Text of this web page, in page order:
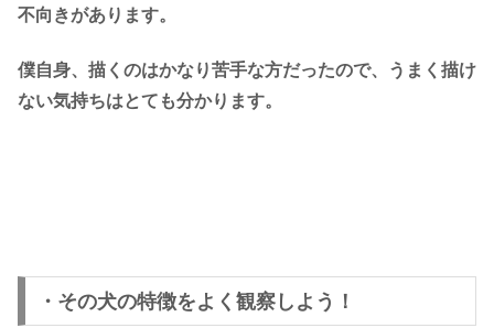
不向きがあります。
僕自身、描くのはかなり苦手な方だったので、うまく描け
ない気持ちはとても分かります。
・その犬の特徴をよく観察しよう！